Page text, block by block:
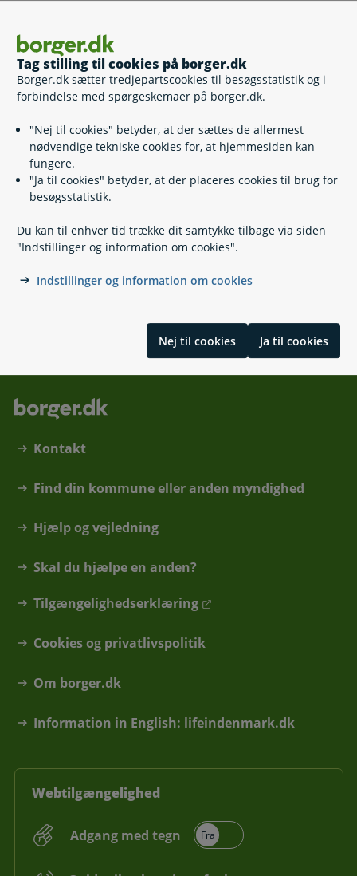
Tag stilling til cookies på borger.dk
Borger.dk sætter tredjepartscookies til besøgsstatistik og i
forbindelse med spørgeskemaer på borger.dk.
"Nej til cookies" betyder, at der sættes de allermest
nødvendige tekniske cookies for, at hjemmesiden kan
fungere.
"Ja til cookies" betyder, at der placeres cookies til brug for
besøgsstatistik.
Du kan til enhver tid trække dit samtykke tilbage via siden
"Indstillinger og information om cookies".
Indstillinger og information om cookies
Nej til cookies Ja til cookies
SU i udlandet
SU til forældre
Befordringstilskud til arbejdsmarkedsuddannelser
Kontakt
Uddannelses- og Forskningsstyrelsen, SU
su@ufm.dk
Haraldsgade 53
Kontakt
Find din kommune eller anden myndighed
Hjælp og vejledning
Skal du hjælpe en anden?
Tilgængelighedserklæring
Cookies og privatlivspolitik
Om borger.dk
Information in English: lifeindenmark.dk
Webtilgængelighed
Adgang med tegn